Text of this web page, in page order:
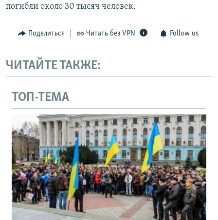
погибли около 30 тысяч человек.
Поделиться Читать без VPN Follow us
ЧИТАЙТЕ ТАКЖЕ:
ТОП-ТЕМА